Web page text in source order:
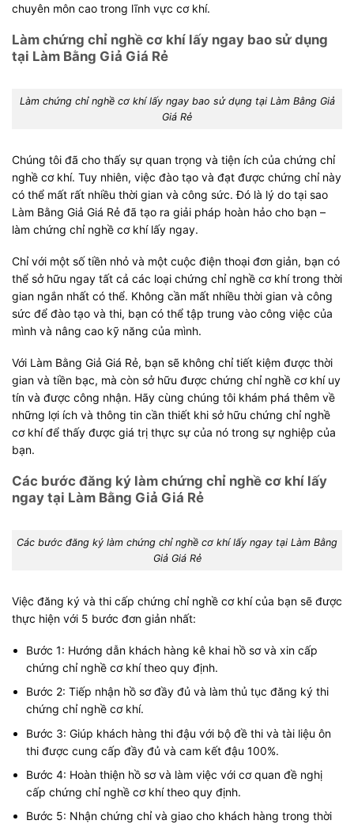
chuyên môn cao trong lĩnh vực cơ khí.
Làm chứng chỉ nghề cơ khí lấy ngay bao sử dụng
tại Làm Bằng Giả Giá Rẻ
Làm chứng chỉ nghề cơ khí lấy ngay bao sử dụng tại Làm Bằng Giả
Giá Rẻ
Chúng tôi đã cho thấy sự quan trọng và tiện ích của chứng chỉ
nghề cơ khí. Tuy nhiên, việc đào tạo và đạt được chứng chỉ này
có thể mất rất nhiều thời gian và công sức. Đó là lý do tại sao
Làm Bằng Giả Giá Rẻ đã tạo ra giải pháp hoàn hảo cho bạn –
làm chứng chỉ nghề cơ khí lấy ngay.
Chỉ với một số tiền nhỏ và một cuộc điện thoại đơn giản, bạn có
thể sở hữu ngay tất cả các loại chứng chỉ nghề cơ khí trong thời
gian ngắn nhất có thể. Không cần mất nhiều thời gian và công
sức để đào tạo và thi, bạn có thể tập trung vào công việc của
mình và nâng cao kỹ năng của mình.
Với Làm Bằng Giả Giá Rẻ, bạn sẽ không chỉ tiết kiệm được thời
gian và tiền bạc, mà còn sở hữu được chứng chỉ nghề cơ khí uy
tín và được công nhận. Hãy cùng chúng tôi khám phá thêm về
những lợi ích và thông tin cần thiết khi sở hữu chứng chỉ nghề
cơ khí để thấy được giá trị thực sự của nó trong sự nghiệp của
bạn.
Các bước đăng ký làm chứng chỉ nghề cơ khí lấy
ngay tại Làm Bằng Giả Giá Rẻ
Các bước đăng ký làm chứng chỉ nghề cơ khí lấy ngay tại Làm Bằng
Giả Giá Rẻ
Việc đăng ký và thi cấp chứng chỉ nghề cơ khí của bạn sẽ được
thực hiện với 5 bước đơn giản nhất:
Bước 1: Hướng dẫn khách hàng kê khai hồ sơ và xin cấp
chứng chỉ nghề cơ khí theo quy định.
Bước 2: Tiếp nhận hồ sơ đầy đủ và làm thủ tục đăng ký thi
chứng chỉ nghề cơ khí.
Bước 3: Giúp khách hàng thi đậu với bộ đề thi và tài liệu ôn
thi được cung cấp đầy đủ và cam kết đậu 100%.
Bước 4: Hoàn thiện hồ sơ và làm việc với cơ quan đề nghị
cấp chứng chỉ nghề cơ khí theo quy định.
Bước 5: Nhận chứng chỉ và giao cho khách hàng trong thời